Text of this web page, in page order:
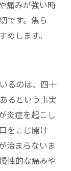
痛みが強い時
です。焦ら
めします。
るのは、四十
るという事実
炎症を起こし
をこじ開け
治まらないま
性的な痛みや